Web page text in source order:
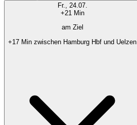
Fr., 24.07.
+21 Min
am Ziel
+17 Min zwischen Hamburg Hbf und Uelzen